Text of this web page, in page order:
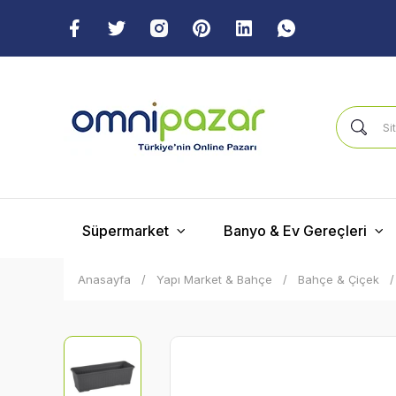
Süpermarket Banyo & Ev Gereçleri
Anasayfa Yapı Market & Bahçe Bahçe & Çiçek